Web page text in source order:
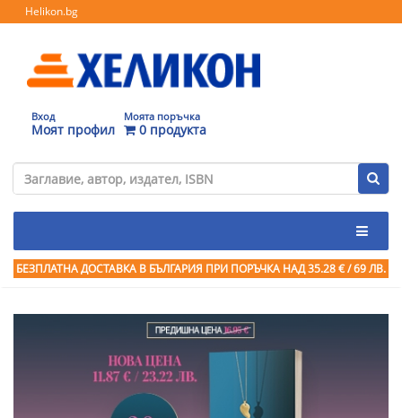
Helikon.bg
Вход
Моят профил
Моята поръчка
0 продукта
БЕЗПЛАТНА ДОСТАВКА В БЪЛГАРИЯ ПРИ ПОРЪЧКА НАД 35.28 € / 69 ЛВ.